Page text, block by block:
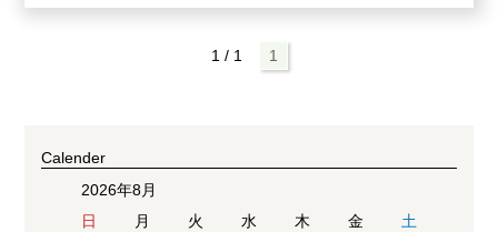
1 / 1 1
Calender
2026年8月
日
月 火 水 木 金 土